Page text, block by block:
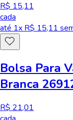
R$ 15,11
cada
até 1x R$ 15,11
Bolsa Para
Branca
R$ 21,01